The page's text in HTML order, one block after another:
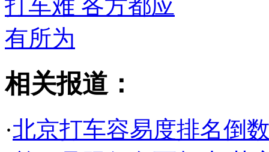
相关报道：
·北京打车容易度排名倒